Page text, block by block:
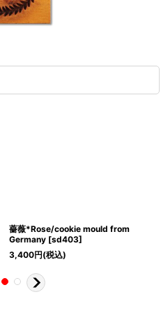
薔薇*Rose/cookie mould from
Germany [sd403]
3,400円(税込)